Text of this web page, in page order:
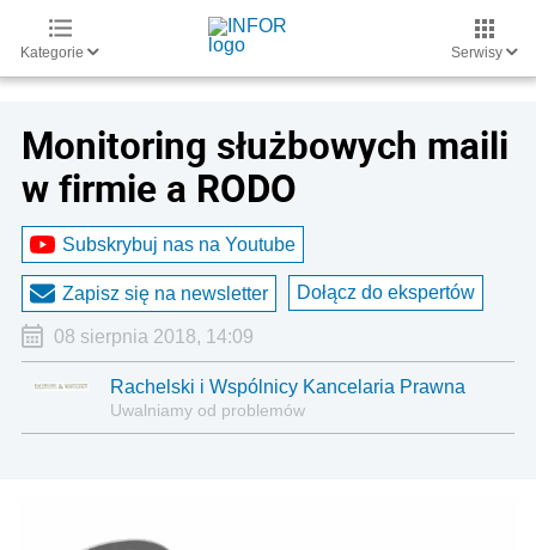
Kategorie Serwisy
Monitoring służbowych maili
w firmie a RODO
Subskrybuj nas na Youtube
Zapisz się na newsletter Dołącz do ekspertów
08 sierpnia 2018, 14:09
Rachelski i Wspólnicy Kancelaria Prawna
Uwalniamy od problemów